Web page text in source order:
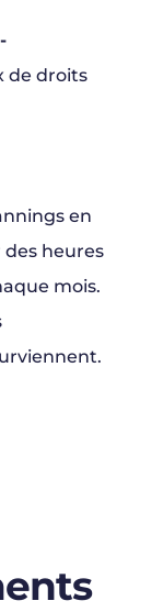
de droits
en
des heures
mois.